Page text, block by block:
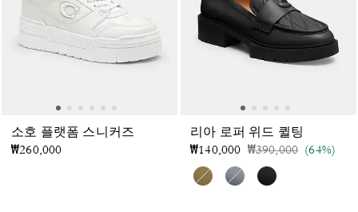
소호 플랫폼 스니커즈
₩260,000
리아 로퍼 위드 퀼팅
₩140,000 가격 인하 전
₩390,000인하됨
(64%)